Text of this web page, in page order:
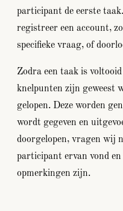
participant de eerste
registreer een account,
specifieke vraag, of
Zodra een taak is
knelpunten zijn geweest
gelopen. Deze worden
wordt gegeven en
doorgelopen, vragen wij
participant ervan vond
opmerkingen zijn.